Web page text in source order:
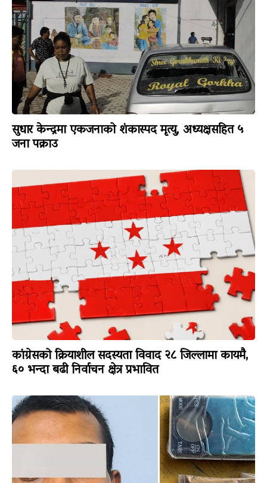
सुधार केन्द्रमा एकजनाको शंकास्पद मृत्यु, अध्यक्षसहित ५
जना पक्राउ
कांग्रेसको क्रियाशील सदस्यता विवाद २८ जिल्लामा कायमै,
६० भन्दा बढी निर्वाचन क्षेत्र प्रभावित